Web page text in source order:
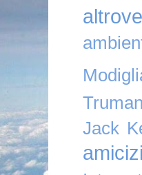
altrove
Jack